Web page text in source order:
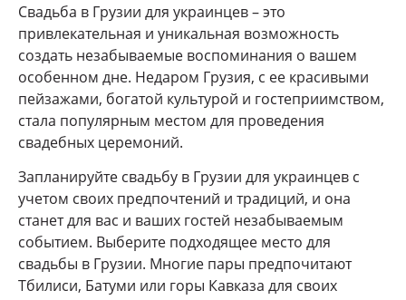
Свадьба в Грузии для украинцев – это
привлекательная и уникальная возможность
создать незабываемые воспоминания о вашем
особенном дне. Недаром Грузия, с ее красивыми
пейзажами, богатой культурой и гостеприимством,
стала популярным местом для проведения
свадебных церемоний.
Запланируйте свадьбу в Грузии для украинцев с
учетом своих предпочтений и традиций, и она
станет для вас и ваших гостей незабываемым
событием. Выберите подходящее место для
свадьбы в Грузии. Многие пары предпочитают
Тбилиси, Батуми или горы Кавказа для своих